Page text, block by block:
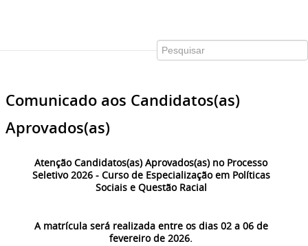
Comunicado aos Candidatos(as)
Aprovados(as)
Atenção Candidatos(as) Aprovados(as) no Processo
Seletivo 2026 - Curso de Especialização em Políticas
Sociais e Questão Racial
A matrícula será realizada entre os dias 02 a 06 de
fevereiro de 2026.